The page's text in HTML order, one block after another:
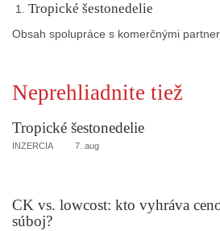
Tropické šestonedelie
Obsah spolupráce s komerčnými
Neprehliadnite tiež
Tropické šestonedelie
INZERCIA 7. aug
CK vs. lowcost: kto vyhráva
súboj?